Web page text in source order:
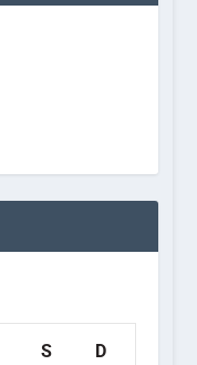
S D